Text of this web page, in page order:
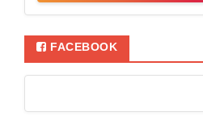
FACEBOOK